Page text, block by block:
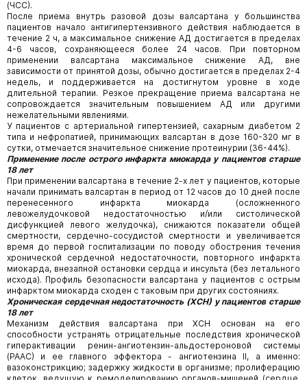
(ЧСС).
После приема внутрь разовой дозы валсартана у большинства
пациентов начало антигипертензивного действия наблюдается в
течение 2 ч, а максимальное снижение АД достигается в пределах
4-6 часов, сохраняющееся более 24 часов. При повторном
применении валсартана максимальное снижение АД, вне
зависимости от принятой дозы, обычно достигается в пределах 2-4
недель, и поддерживается на достигнутом уровне в ходе
длительной терапии. Резкое прекращение приема валсартана не
сопровождается значительным повышением АД или другими
нежелательными явлениями.
У пациентов с артериальной гипертензией, сахарным диабетом 2
типа и нефропатией, принимающих валсартан в дозе 160-320 мг в
сутки, отмечается значительное снижение протеинурии (36-44%).
Применение после острого инфаркта миокарда у пациентов старше
18 лет
При применении валсартана в течение 2-х лет у пациентов, которые
начали принимать валсартан в период от 12 часов до 10 дней после
перенесенного инфаркта миокарда (осложненного
левожелудочковой недостаточностью и/или систолической
дисфункцией левого желудочка), снижаются показатели общей
смертности, сердечно-сосудистой смертности и увеличивается
время до первой госпитализации по поводу обострения течения
хронической сердечной недостаточности, повторного инфаркта
миокарда, внезапной остановки сердца и инсульта (без летального
исхода). Профиль безопасности валсартана у пациентов с острым
инфарктом миокарда сходен с таковым при других состояниях.
Хроническая сердечная недостаточность (ХСН) у пациентов старше
18 лет
Механизм действия валсартана при ХСН основан на его
способности устранять отрицательные последствия хронической
гиперактивации ренин-ангиотензин-альдостероновой системы
(РААС) и ее главного эффектора - ангиотензина II, а именно:
вазоконстрикцию; задержку жидкости в организме; пролиферацию